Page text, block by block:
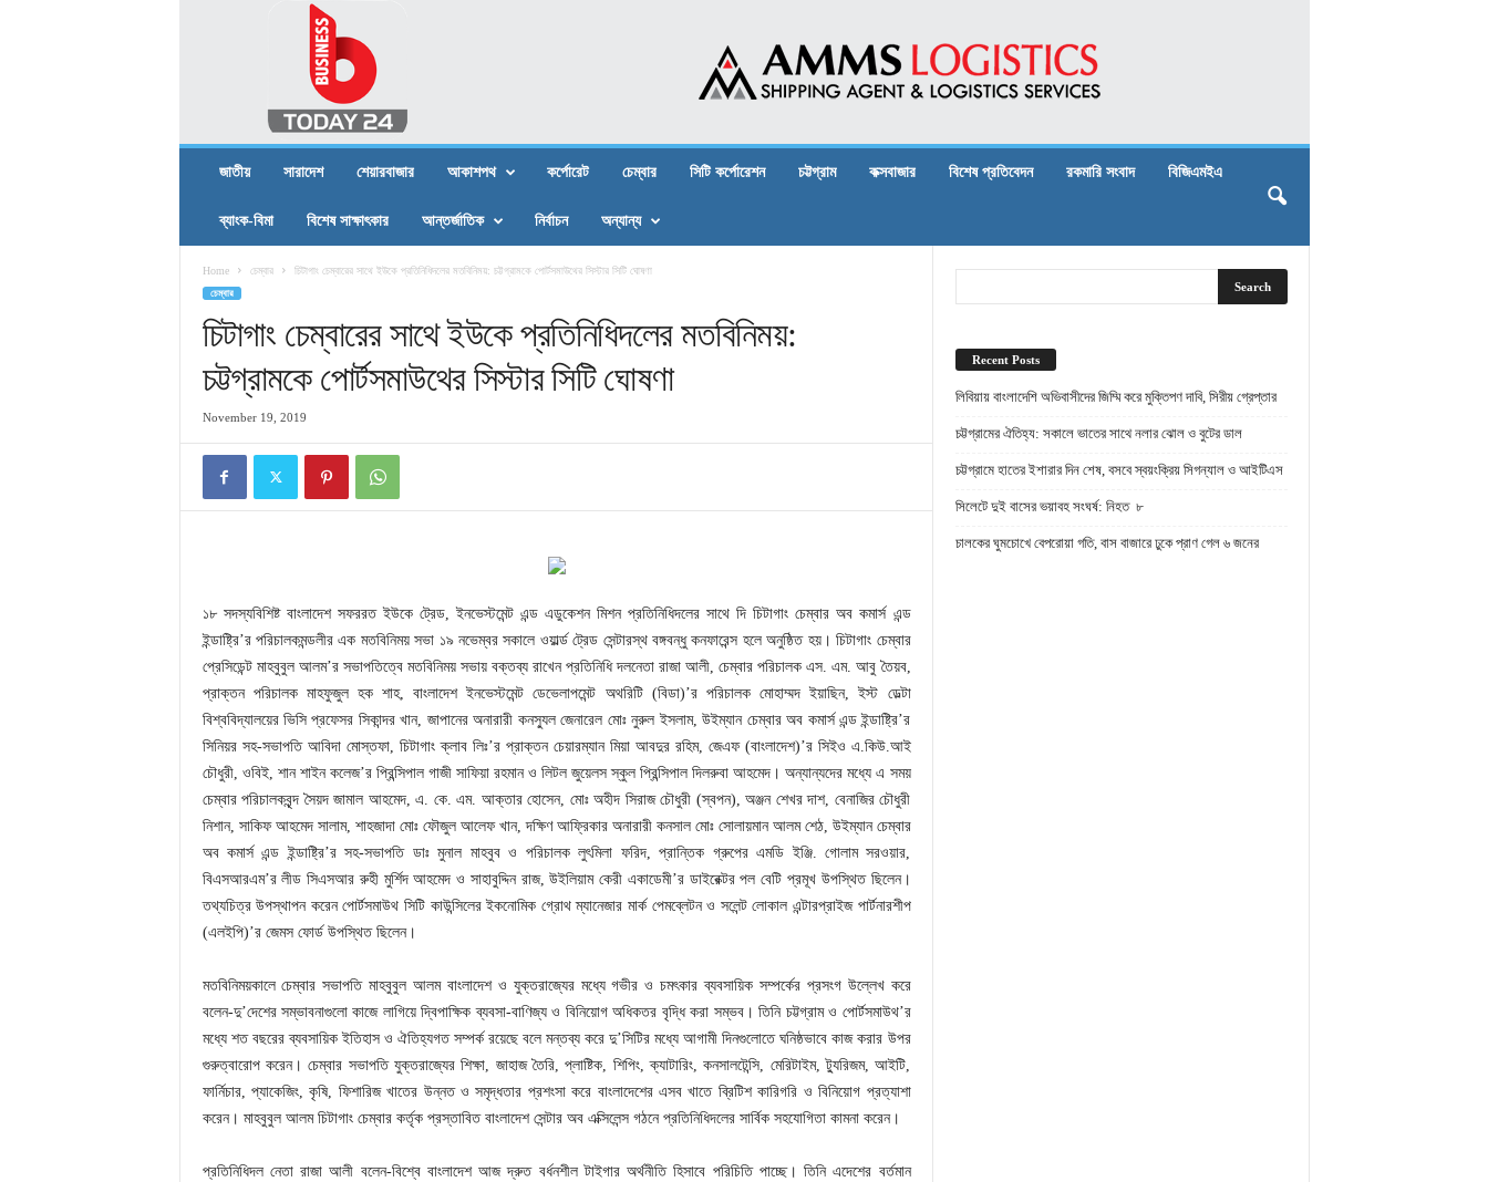
জাতীয় সারাদেশ শেয়ারবাজার আকাশপথ কর্পোরেট চেম্বার সিটি কর্পোরেশন চট্টগ্রাম কক্সবাজার বিশেষ প্রতিবেদন রকমারি সংবাদ বিজিএমইএ
ব্যাংক-বিমা বিশেষ সাক্ষাৎকার আন্তর্জাতিক নির্বাচন অন্যান্য
Home চেম্বার চিটাগাং চেম্বারের সাথে ইউকে প্রতিনিধিদলের মতবিনিময়: চট্টগ্রামকে পোর্টসমাউথের সিস্টার সিটি ঘোষণা
চেম্বার
চিটাগাং চেম্বারের সাথে ইউকে প্রতিনিধিদলের মতবিনিময়:
চট্টগ্রামকে পোর্টসমাউথের সিস্টার সিটি ঘোষণা
November 19, 2019
১৮ সদস্যবিশিষ্ট বাংলাদেশ সফররত ইউকে ট্রেড, ইনভেস্টমেন্ট এন্ড এডুকেশন মিশন প্রতিনিধিদলের সাথে দি চিটাগাং চেম্বার অব কমার্স এন্ড
ইন্ডাষ্ট্রি’র পরিচালকমন্ডলীর এক মতবিনিময় সভা ১৯ নভেম্বর সকালে ওয়ার্ল্ড ট্রেড সেন্টারস্থ বঙ্গবন্ধু কনফারেন্স হলে অনুষ্ঠিত হয়। চিটাগাং চেম্বার
প্রেসিডেন্ট মাহবুবুল আলম’র সভাপতিত্বে মতবিনিময় সভায় বক্তব্য রাখেন প্রতিনিধি দলনেতা রাজা আলী, চেম্বার পরিচালক এস. এম. আবু তৈয়ব,
প্রাক্তন পরিচালক মাহফুজুল হক শাহ, বাংলাদেশ ইনভেস্টমেন্ট ডেভেলাপমেন্ট অথরিটি (বিডা)’র পরিচালক মোহাম্মদ ইয়াছিন, ইস্ট ডেল্টা
বিশ্ববিদ্যালয়ের ভিসি প্রফেসর সিকান্দর খান, জাপানের অনারারী কনস্যুল জেনারেল মোঃ নুরুল ইসলাম, উইম্যান চেম্বার অব কমার্স এন্ড ইন্ডাষ্ট্রি’র
সিনিয়র সহ-সভাপতি আবিদা মোস্তফা, চিটাগাং ক্লাব লিঃ’র প্রাক্তন চেয়ারম্যান মিয়া আবদুর রহিম, জেএফ (বাংলাদেশ)’র সিইও এ.কিউ.আই
চৌধুরী, ওবিই, শান শাইন কলেজ’র প্রিন্সিপাল গাজী সাফিয়া রহমান ও লিটল জুয়েলস স্কুল প্রিন্সিপাল দিলরুবা আহমেদ। অন্যান্যদের মধ্যে এ সময়
চেম্বার পরিচালকবৃন্দ সৈয়দ জামাল আহমেদ, এ. কে. এম. আক্তার হোসেন, মোঃ অহীদ সিরাজ চৌধুরী (স্বপন), অঞ্জন শেখর দাশ, বেনাজির চৌধুরী
নিশান, সাকিফ আহমেদ সালাম, শাহজাদা মোঃ ফৌজুল আলেফ খান, দক্ষিণ আফ্রিকার অনারারী কনসাল মোঃ সোলায়মান আলম শেঠ, উইম্যান চেম্বার
অব কমার্স এন্ড ইন্ডাষ্ট্রি’র সহ-সভাপতি ডাঃ মুনাল মাহবুব ও পরিচালক লুৎমিলা ফরিদ, প্রান্তিক গ্রুপের এমডি ইঞ্জি. গোলাম সরওয়ার,
বিএসআরএম’র লীড সিএসআর রুহী মুর্শিদ আহমেদ ও সাহাবুদ্দিন রাজ, উইলিয়াম কেরী একাডেমী’র ডাইরেক্টর পল বেটি প্রমূখ উপস্থিত ছিলেন।
তথ্যচিত্র উপস্থাপন করেন পোর্টসমাউথ সিটি কাউন্সিলের ইকনোমিক গ্রোথ ম্যানেজার মার্ক পেমব্লেটন ও সলেন্ট লোকাল এন্টারপ্রাইজ পার্টনারশীপ
(এলইপি)’র জেমস ফোর্ড উপস্থিত ছিলেন।
মতবিনিময়কালে চেম্বার সভাপতি মাহবুবুল আলম বাংলাদেশ ও যুক্তরাজ্যের মধ্যে গভীর ও চমৎকার ব্যবসায়িক সম্পর্কের প্রসংগ উল্লেখ করে
বলেন-দু’দেশের সম্ভাবনাগুলো কাজে লাগিয়ে দ্বিপাক্ষিক ব্যবসা-বাণিজ্য ও বিনিয়োগ অধিকতর বৃদ্ধি করা সম্ভব। তিনি চট্টগ্রাম ও পোর্টসমাউথ’র
মধ্যে শত বছরের ব্যবসায়িক ইতিহাস ও ঐতিহ্যগত সম্পর্ক রয়েছে বলে মন্তব্য করে দু’সিটির মধ্যে আগামী দিনগুলোতে ঘনিষ্ঠভাবে কাজ করার উপর
গুরুত্বারোপ করেন। চেম্বার সভাপতি যুক্তরাজ্যের শিক্ষা, জাহাজ তৈরি, প্লাষ্টিক, শিপিং, ক্যাটারিং, কনসালটেন্সি, মেরিটাইম, ট্যুরিজম, আইটি,
ফার্নিচার, প্যাকেজিং, কৃষি, ফিশারিজ খাতের উন্নত ও সমৃদ্ধতার প্রশংসা করে বাংলাদেশের এসব খাতে ব্রিটিশ কারিগরি ও বিনিয়োগ প্রত্যাশা
করেন। মাহবুবুল আলম চিটাগাং চেম্বার কর্তৃক প্রস্তাবিত বাংলাদেশ সেন্টার অব এক্সিলেন্স গঠনে প্রতিনিধিদলের সার্বিক সহযোগিতা কামনা করেন।
প্রতিনিধিদল নেতা রাজা আলী বলেন-বিশ্বে বাংলাদেশ আজ দ্রুত বর্ধনশীল টাইগার অর্থনীতি হিসাবে পরিচিতি পাচ্ছে। তিনি এদেশের বর্তমান
Recent Posts
লিবিয়ায় বাংলাদেশি অভিবাসীদের জিম্মি করে মুক্তিপণ দাবি, সিরীয় গ্রেপ্তার
চট্টগ্রামের ঐতিহ্য: সকালে ভাতের সাথে নলার ঝোল ও বুটের ডাল
চট্টগ্রামে হাতের ইশারার দিন শেষ, বসবে স্বয়ংক্রিয় সিগন্যাল ও আইটিএস
সিলেটে দুই বাসের ভয়াবহ সংঘর্ষ: নিহত ৮
চালকের ঘুমচোখে বেপরোয়া গতি, বাস বাজারে ঢুকে প্রাণ গেল ৬ জনের